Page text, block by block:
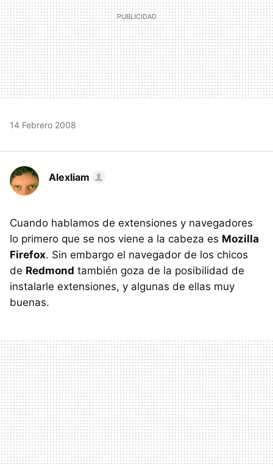
14 Febrero 2008
Alexliam
Cuando hablamos de extensiones y navegadores
lo primero que se nos viene a la cabeza es Mozilla
Firefox. Sin embargo el navegador de los chicos
de Redmond también goza de la posibilidad de
instalarle extensiones, y algunas de ellas muy
buenas.